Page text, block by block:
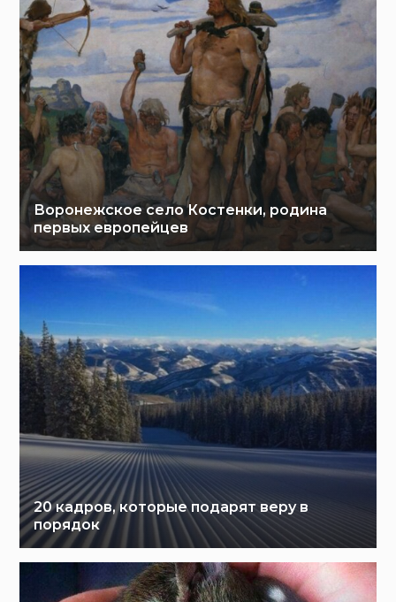
Воронежское село Костенки, родина
первых европейцев
20 кадров, которые подарят веру в
порядок